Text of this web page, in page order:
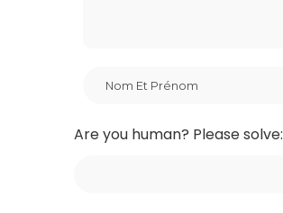
Are you human? Please solve: